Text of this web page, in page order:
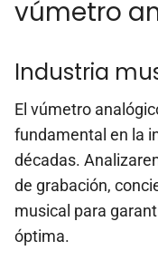
vúmetro
Industria
El vúmetro
fundamental en la
décadas.
de grabación,
musical para
óptima.